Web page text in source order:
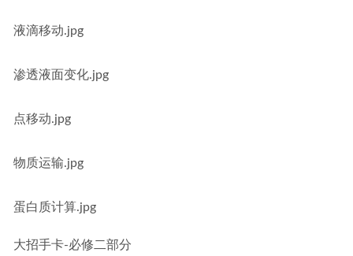
液滴移动.jpg
渗透液面变化.jpg
点移动.jpg
物质运输.jpg
蛋白质计算.jpg
大招手卡-必修二部分